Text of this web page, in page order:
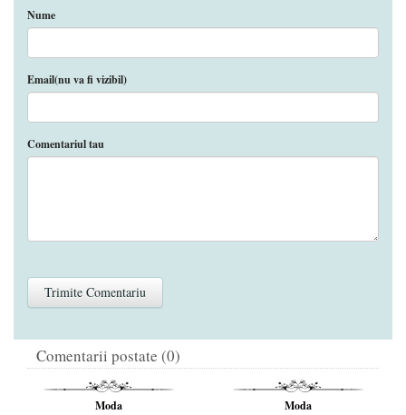
Nume
Email(nu va fi vizibil)
Comentariul tau
Comentarii postate (0)
Moda Moda